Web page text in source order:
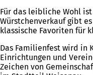
Für das leibliche Wohl
Würstchenverkauf gibt
klassische Favoriten für
Das Familienfest wird in
Einrichtungen und
Zeichen von